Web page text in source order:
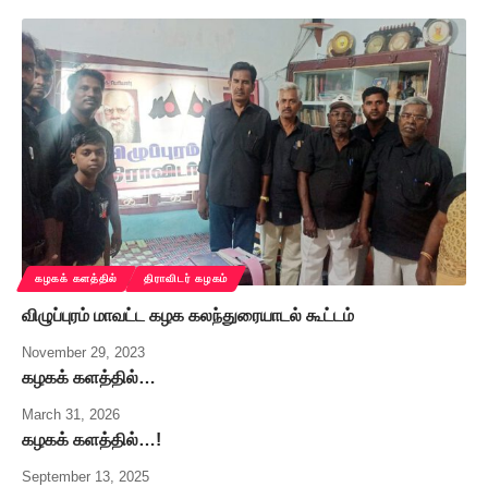
கழகக் களத்தில் திராவிடர் கழகம்
விழுப்புரம் மாவட்ட கழக கலந்துரையாடல் கூட்டம்
November 29, 2023
கழகக் களத்தில்…
March 31, 2026
கழகக் களத்தில்…!
September 13, 2025